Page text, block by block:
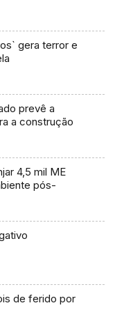
gera terror e
prevê a
a construção
4,5 mil ME
pós-
de ferido por